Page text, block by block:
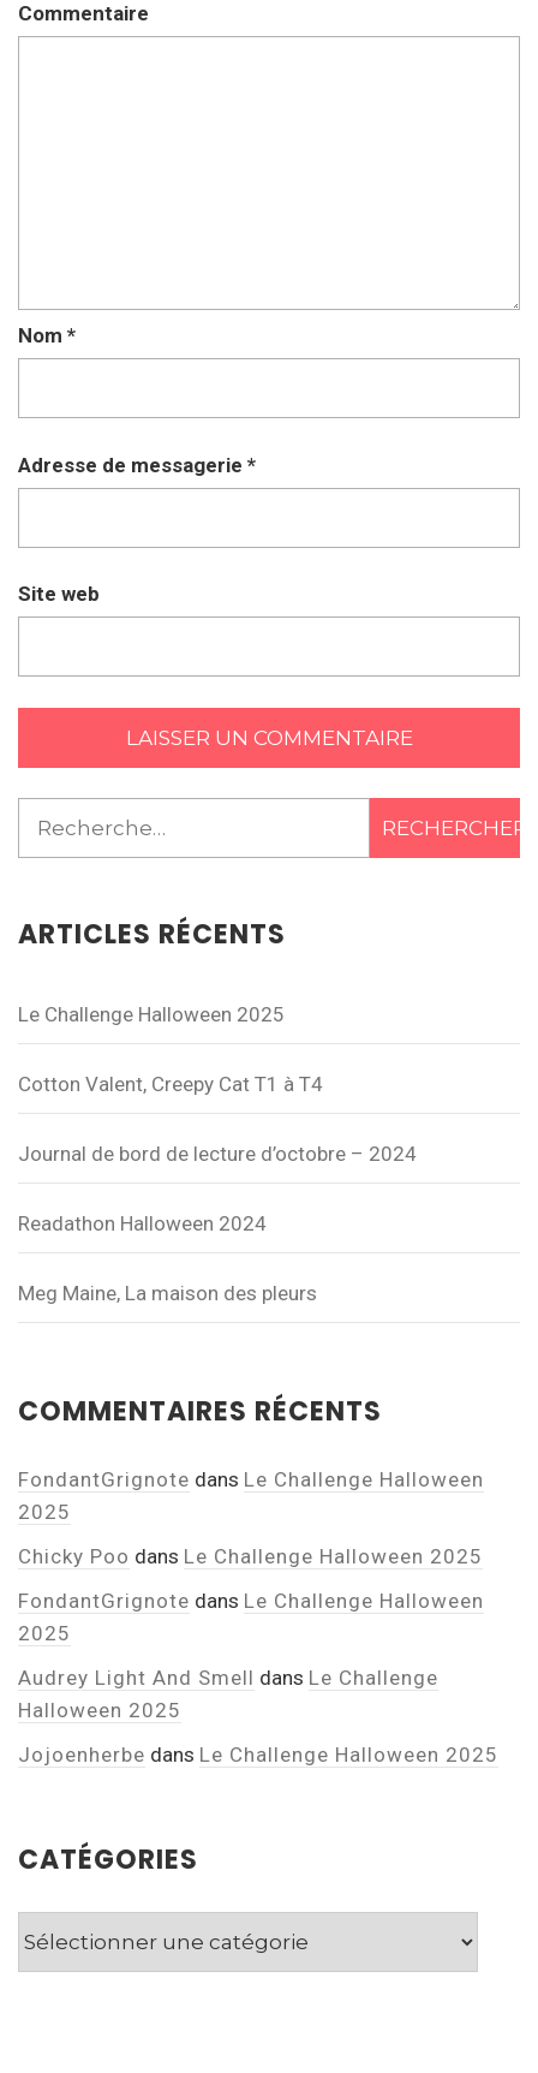
Commentaire
Nom *
Adresse de messagerie *
Site web
Rechercher :
ARTICLES RÉCENTS
Le Challenge Halloween 2025
Cotton Valent, Creepy Cat T1 à T4
Journal de bord de lecture d’octobre – 2024
Readathon Halloween 2024
Meg Maine, La maison des pleurs
COMMENTAIRES RÉCENTS
FondantGrignote dans Le Challenge Halloween
2025
Chicky Poo dans Le Challenge Halloween 2025
FondantGrignote dans Le Challenge Halloween
2025
Audrey Light And Smell dans Le Challenge
Halloween 2025
Jojoenherbe dans Le Challenge Halloween 2025
CATÉGORIES
Catégories